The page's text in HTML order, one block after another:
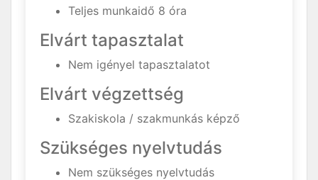
Teljes munkaidő 8 óra
Elvárt tapasztalat
Nem igényel tapasztalatot
Elvárt végzettség
Szakiskola / szakmunkás képző
Szükséges nyelvtudás
Nem szükséges nyelvtudás